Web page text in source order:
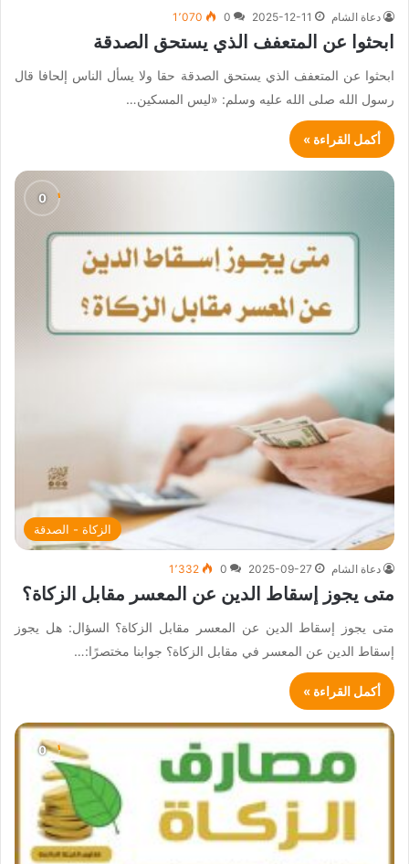
دعاة الشام 2025-12-11
0 1٬070
ابحثوا عن المتعفف الذي يستحق الصدقة
ابحثوا عن المتعفف الذي يستحق الصدقة حقا ولا يسأل الناس إلحافا قال
رسول الله صلى الله عليه وسلم: «ليس المسكين…
أكمل القراءة »
الزكاة - الصدقة
دعاة الشام 2025-09-27
0 1٬332
متى يجوز إسقاط الدين عن المعسر مقابل الزكاة؟
متى يجوز إسقاط الدين عن المعسر مقابل الزكاة؟ السؤال: هل يجوز
إسقاط الدين عن المعسر في مقابل الزكاة؟ جوابنا مختصرًا:…
أكمل القراءة »